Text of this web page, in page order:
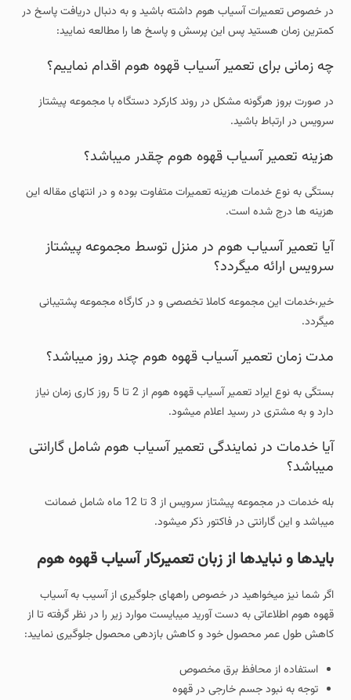
در خصوص تعمیرات آسیاب هوم داشته باشید و به دنبال دریافت پاسخ در
کمترین زمان هستید پس این پرسش و پاسخ ها را مطالعه نمایید:
چه زمانی برای تعمیر آسیاب قهوه هوم اقدام نماییم؟
در صورت بروز هرگونه مشکل در روند کارکرد دستگاه با مجموعه پیشتاز
سرویس در ارتباط باشید.
هزینه تعمیر آسیاب قهوه هوم چقدر میباشد؟
بستگی به نوع خدمات هزینه تعمیرات متفاوت بوده و در انتهای مقاله این
هزینه ها درج شده است.
آیا تعمیر آسیاب هوم در منزل توسط مجموعه پیشتاز
سرویس ارائه میگردد؟
خیر،خدمات این مجموعه کاملا تخصصی و در کارگاه مجموعه پشتیبانی
میگردد.
مدت زمان تعمیر آسیاب قهوه هوم چند روز میباشد؟
بستگی به نوع ایراد تعمیر آسیاب قهوه هوم از 2 تا 5 روز کاری زمان نیاز
دارد و به مشتری در رسید اعلام میشود.
آیا خدمات در نمایندگی تعمیر آسیاب هوم شامل گارانتی
میباشد؟
بله خدمات در مجموعه پیشتاز سرویس از 3 تا 12 ماه شامل ضمانت
میباشد و این گارانتی در فاکتور ذکر میشود.
بایدها و نبایدها از زبان تعمیرکار آسیاب قهوه هوم
اگر شما نیز میخواهید در خصوص راههای جلوگیری از آسیب به آسیاب
قهوه هوم اطلاعاتی به دست آورید میبایست موارد زیر را در نظر گرفته تا از
کاهش طول عمر محصول خود و کاهش بازدهی محصول جلوگیری نمایید:
استفاده از محافظ برق مخصوص
توجه به نبود جسم خارجی در قهوه